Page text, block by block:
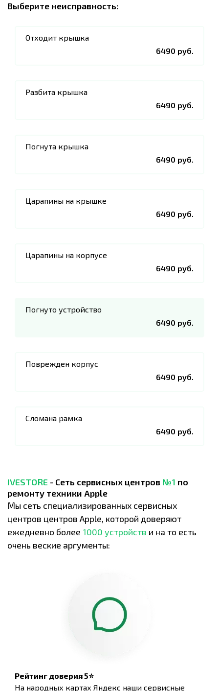
Выберите неисправность:
Отходит крышка
6490 руб.
Разбита крышка
6490 руб.
Погнута крышка
6490 руб.
Царапины на крышке
6490 руб.
Царапины на корпусе
6490 руб.
Погнуто устройство
6490 руб.
Поврежден корпус
6490 руб.
Сломана рамка
6490 руб.
IVESTORE - Сеть сервисных центров №1 по
ремонту техники Apple
Мы сеть специализированных сервисных
центров центров Apple, которой доверяют
ежедневно более 1000 устройств и на то есть
очень веские аргументы:
Рейтинг доверия 5⭐
На народных картах Яндекс наши сервисные